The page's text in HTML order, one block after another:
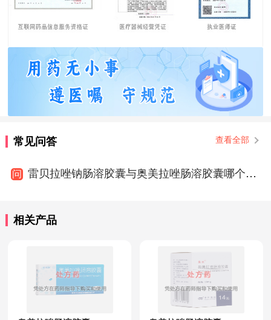
常见问答 查看全部
问 雷贝拉唑钠肠溶胶囊与奥美拉唑肠溶胶囊哪个效果好
相关产品